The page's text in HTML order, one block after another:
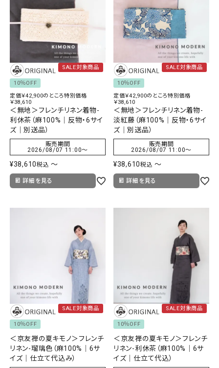
SALE対象商品
10％OFF
定価￥42,900のところ特別価格
￥38,610
＜無地＞フレンチリネン着物-
利休茶（麻100%｜反物・6サイ
ズ｜別送品）
販売期間
2026/08/07 11:00〜
¥38,610税込 〜
詳細を見る
SALE対象商品
10％OFF
定価￥42,900のところ特別価格
￥38,610
＜無地＞フレンチリネン着物-
淡紅藤（麻100%｜反物・6サイ
ズ｜別送品）
販売期間
2026/08/07 11:00〜
¥38,610税込 〜
詳細を見る
SALE対象商品
10％OFF
＜京友禅の夏キモノ＞フレンチ
リネン-瑠璃色（麻100%｜6サ
イズ｜仕立て代込み）
SALE対象商品
10％OFF
＜京友禅の夏キモノ＞フレンチ
リネン-利休茶（麻100%｜6サ
イズ｜仕立て代込）